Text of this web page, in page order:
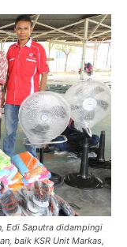
Edi Saputra didampingi
baik KSR Unit Markas,